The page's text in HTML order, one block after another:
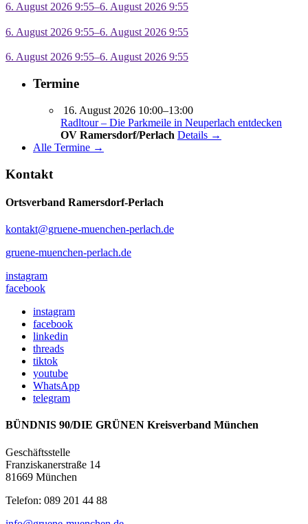
6. August 2026 9:55–6. August 2026 9:55
6. August 2026 9:55–6. August 2026 9:55
6. August 2026 9:55–6. August 2026 9:55
Termine
16. August 2026 10:00–13:00
Radltour – Die Parkmeile in Neuperlach entdecken
OV Ramersdorf/Perlach Details →
Alle Termine →
Kontakt
Ortsverband Ramersdorf-Perlach
kontakt@gruene-muenchen-perlach.de
gruene-muenchen-perlach.de
instagram
facebook
instagram
facebook
linkedin
threads
tiktok
youtube
WhatsApp
telegram
BÜNDNIS 90/DIE GRÜNEN Kreisverband München
Geschäftsstelle
Franziskanerstraße 14
81669 München
Telefon: 089 201 44 88